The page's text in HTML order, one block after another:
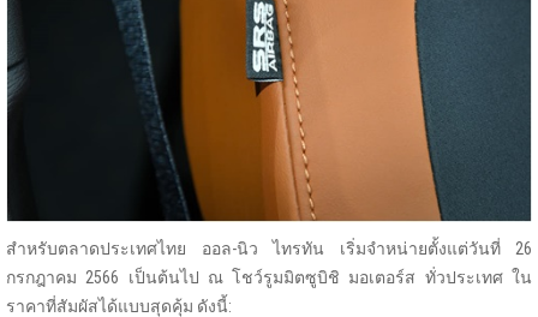
สำหรับตลาดประเทศไทย ออล-นิว ไทรทัน เริ่มจำหน่ายตั้งแต่วันที่ 26
กรกฎาคม 2566 เป็นต้นไป ณ โชว์รูมมิตซูบิชิ มอเตอร์ส ทั่วประเทศ ใน
ราคาที่สัมผัสได้แบบสุดคุ้ม ดังนี้: